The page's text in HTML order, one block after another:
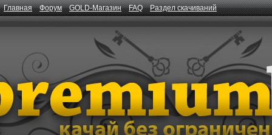
Главная Форум GOLD-Магазин FAQ Раздел скачиваний